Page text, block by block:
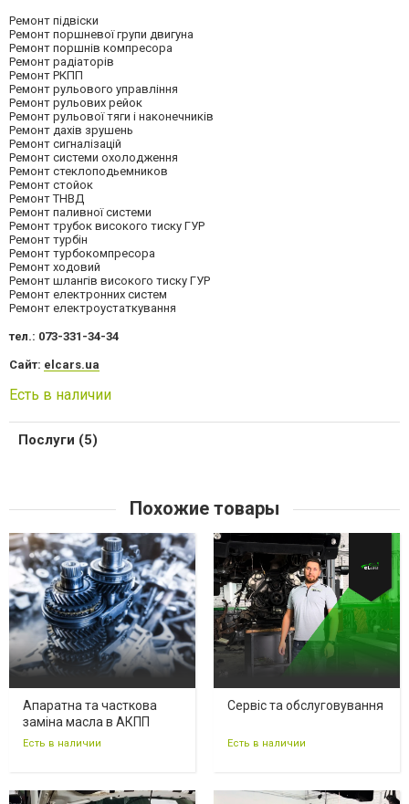
Ремонт підвіски
Ремонт поршневої групи двигуна
Ремонт поршнів компресора
Ремонт радіаторів
Ремонт РКПП
Ремонт рульового управління
Ремонт рульових рейок
Ремонт рульової тяги і наконечників
Ремонт дахів зрушень
Ремонт сигналізацій
Ремонт системи охолодження
Ремонт стеклоподьемников
Ремонт стойок
Ремонт ТНВД
Ремонт паливної системи
Ремонт трубок високого тиску ГУР
Ремонт турбін
Ремонт турбокомпресора
Ремонт ходовий
Ремонт шлангів високого тиску ГУР
Ремонт електронних систем
Ремонт електроустаткування
тел.: 073-331-34-34
Сайт: elcars.ua
Есть в наличии
Послуги (5)
Похожие товары
Апаратна та часткова
заміна масла в АКПП
Есть в наличии
Сервіс та обслуговування
Есть в наличии